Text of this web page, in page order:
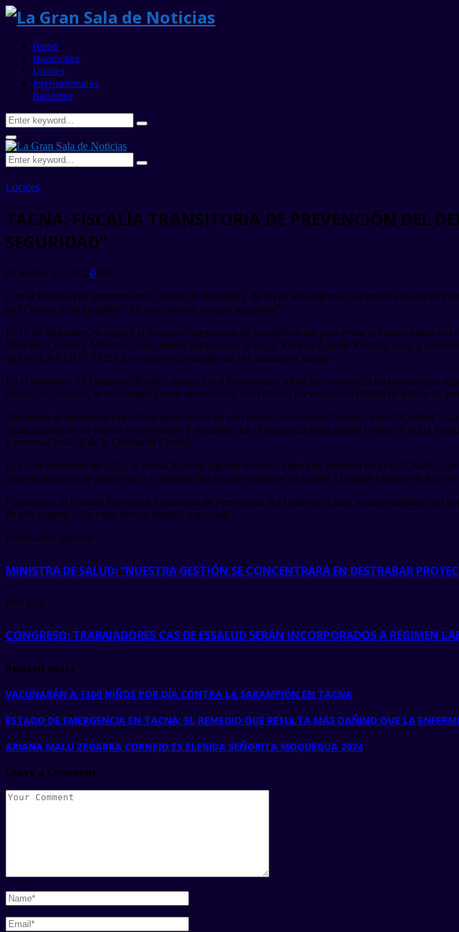
Home
Nacionales
Locales
Internacionales
Deportes
Search
for:
Search
Primary
Menu
Search
for:
Search
Locales
TACNA: FISCALÍA TRANSITORIA DE PREVENCIÓN DEL
SEGURIDAD”
diciembre 22, 20220592
Con la finalidad de promover unas fiestas de Navidad y de fin de año seguras, la Fiscalía Provincial
en el marco de la campaña “En estas fiestas, #regala seguridad”.
El 17 de diciembre, se realizó el operativo preventivo de sensibilización para evitar la
Mercado Central y Mercado Grau, donde participaron la fiscal Ximena Aguilar Rosado, junto a
de Uso Civil (SUCAMEC), y efectivos policiales de la Comisaría Central.
En el operativo, el Ministerio Público sensibilizó a las personas sobre las consecuencias penales que
conductas; además, se les entregó avisos preventivos; todo ello en prevención del delito de tráfico de
Asimismo se ejecutaron operativos preventivos en los centros comerciales “Solari”, Feria “Caplina”,
establecimientos en aras de evitar riesgos y desastres. En el diligencia participaron la fiscal Cecilia
y personal policial de la Comisaría Central.
El 21 de diciembre de 2022, la Fiscal Ximena Aguilar Rosado, junto con personal de la SUCAMEC,
comercialización de pirotécnicos y visitaron los locales ubicados en la calle Uruguay (distrito de Alto
Finalmente, la Fiscalía Provincial Transitoria de Prevención del Delito de Tacna, comprometidos con
de año seguras. “En estas fiestas, #regala seguridad”.
Publicación anterior
MINISTRA DE SALUD: “NUESTRA GESTIÓN SE CONCENTRARÁ EN DESTRABAR
next post
CONGRESO: TRABAJADORES CAS DE ESSALUD SERÁN INCORPORADOS A RÉGIMEN
Related posts
VACUNARÁN A 1300 NIÑOS POR DÍA CONTRA LA SARAMPIÓN EN TACNA
ESTADO DE EMERGENCIA EN TACNA: EL REMEDIO QUE RESULTA MÁS DAÑINO QUE LA
ARIANA MALU ZEGARRA CORNEJO ES ELEGIDA SEÑORITA MOQUEGUA 2024
Leave a Comment